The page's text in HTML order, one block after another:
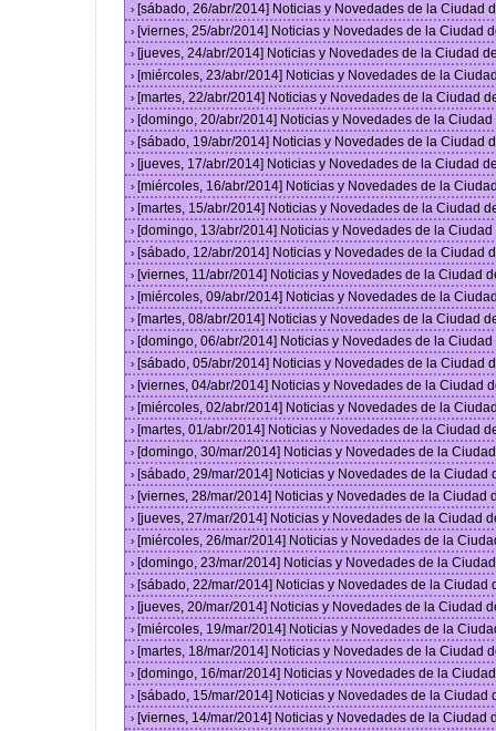
› [sábado, 26/abr/2014] Noticias y Novedades de la Ciudad
› [viernes, 25/abr/2014] Noticias y Novedades de la Ciudad
› [jueves, 24/abr/2014] Noticias y Novedades de la Ciudad
› [miércoles, 23/abr/2014] Noticias y Novedades de la
› [martes, 22/abr/2014] Noticias y Novedades de la Ciudad
› [domingo, 20/abr/2014] Noticias y Novedades de la
› [sábado, 19/abr/2014] Noticias y Novedades de la Ciudad
› [jueves, 17/abr/2014] Noticias y Novedades de la Ciudad
› [miércoles, 16/abr/2014] Noticias y Novedades de la
› [martes, 15/abr/2014] Noticias y Novedades de la Ciudad
› [domingo, 13/abr/2014] Noticias y Novedades de la
› [sábado, 12/abr/2014] Noticias y Novedades de la Ciudad
› [viernes, 11/abr/2014] Noticias y Novedades de la Ciudad
› [miércoles, 09/abr/2014] Noticias y Novedades de la
› [martes, 08/abr/2014] Noticias y Novedades de la Ciudad
› [domingo, 06/abr/2014] Noticias y Novedades de la
› [sábado, 05/abr/2014] Noticias y Novedades de la Ciudad
› [viernes, 04/abr/2014] Noticias y Novedades de la Ciudad
› [miércoles, 02/abr/2014] Noticias y Novedades de la
› [martes, 01/abr/2014] Noticias y Novedades de la Ciudad
› [domingo, 30/mar/2014] Noticias y Novedades de la
› [sábado, 29/mar/2014] Noticias y Novedades de la Ciudad
› [viernes, 28/mar/2014] Noticias y Novedades de la Ciudad
› [jueves, 27/mar/2014] Noticias y Novedades de la Ciudad
› [miércoles, 26/mar/2014] Noticias y Novedades de la
› [domingo, 23/mar/2014] Noticias y Novedades de la
› [sábado, 22/mar/2014] Noticias y Novedades de la Ciudad
› [jueves, 20/mar/2014] Noticias y Novedades de la Ciudad
› [miércoles, 19/mar/2014] Noticias y Novedades de la
› [martes, 18/mar/2014] Noticias y Novedades de la Ciudad
› [domingo, 16/mar/2014] Noticias y Novedades de la
› [sábado, 15/mar/2014] Noticias y Novedades de la Ciudad
› [viernes, 14/mar/2014] Noticias y Novedades de la Ciudad